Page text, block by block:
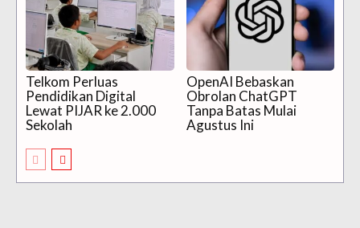
Telkom Perluas
Pendidikan Digital
Lewat PIJAR ke 2.000
Sekolah
OpenAI Bebaskan
Obrolan ChatGPT
Tanpa Batas Mulai
Agustus Ini